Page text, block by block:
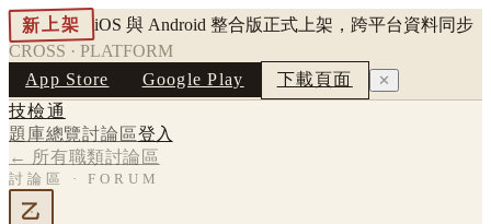
新上架
iOS 與 Android 整合版正式上架，跨平台資料同步
CROSS · PLATFORM
App Store
Google Play 下載頁面 ✕
技檢通
題庫總覽討論區登入
← 所有職類討論區
討論區 · FORUM
乙